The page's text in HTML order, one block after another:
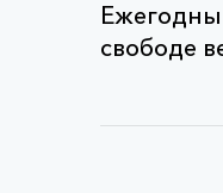
свободе